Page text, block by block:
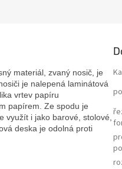
materiál, zvaný nosič, je
je nalepená laminátová
vrtev papíru
papírem. Ze spodu je
i jako barové, stolové,
deska je odolná proti